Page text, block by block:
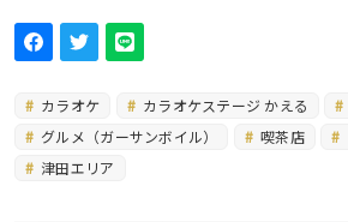
カラオケ カラオケステージ かえる
グルメ（ガーサンボイル）
喫茶店
津田エリア